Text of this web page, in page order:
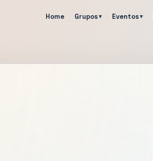
Home Grupos Eventos